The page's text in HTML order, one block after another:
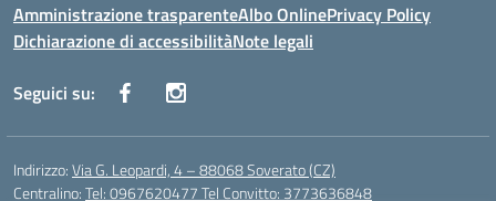
Amministrazione trasparenteAlbo OnlinePrivacy Policy
Dichiarazione di accessibilitàNote legali
Seguici su:
Indirizzo:Via G. Leopardi, 4 – 88068 Soverato (CZ)
Centralino:Tel: 0967620477 Tel Convitto: 3773636848